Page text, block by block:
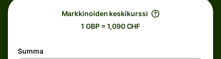
Markkinoiden keskikurssi
1 GBP = 1,090 CHF
Summa